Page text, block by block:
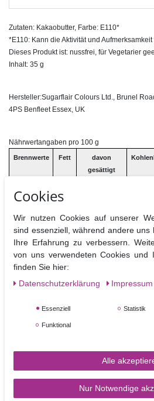
Zutaten: Kakaobutter, Farbe: E110*
*E110: Kann die Aktivität und
Dieses Produkt ist: nussfrei, für Vegetarier
Inhalt: 35 g
Hersteller:Sugarflair Colours Ltd., Brunel
4PS Benfleet Essex, UK
Nährwertangaben pro 100 g
Brennwerte Fett
davon
gesättigt
0 kj / 0 kcal
Ähnliche Artikel
NEUHEIT
Cookies
Wir nutzen Cookies auf unserer
sind essenziell, während andere uns
Ihre Erfahrung zu verbessern.
von uns verwendeten Cookies und
finden Sie hier:
Daten­schutz­erklärung
Impressum
Essenziell Statistik
Funktional
Alle
Nur Notwendige